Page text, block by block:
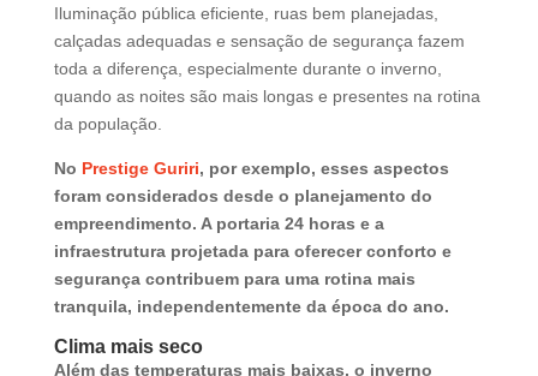
Iluminação pública eficiente, ruas bem planejadas,
calçadas adequadas e sensação de segurança fazem
toda a diferença, especialmente durante o inverno,
quando as noites são mais longas e presentes na rotina
da população.
No Prestige Guriri, por exemplo, esses aspectos
foram considerados desde o planejamento do
empreendimento. A portaria 24 horas e a
infraestrutura projetada para oferecer conforto e
segurança contribuem para uma rotina mais
tranquila, independentemente da época do ano.
Clima mais seco
Além das temperaturas mais baixas, o inverno